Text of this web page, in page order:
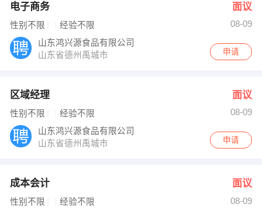
电子商务 面议
性别不限 经验不限
08-09
山东鸿兴源食品有限公司
山东省德州禹城市
申请
区域经理 面议
性别不限 经验不限
08-09
山东鸿兴源食品有限公司
山东省德州禹城市
申请
成本会计 面议
性别不限 经验不限
08-09